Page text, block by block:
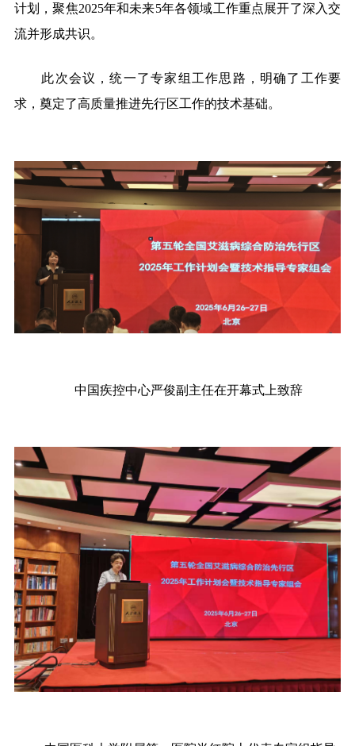
计划，聚焦2025年和未来5年各领域工作重点展开了深入交
流并形成共识。
此次会议，统一了专家组工作思路，明确了工作要
求，奠定了高质量推进先行区工作的技术基础。
中国疾控中心严俊副主任在开幕式上致辞